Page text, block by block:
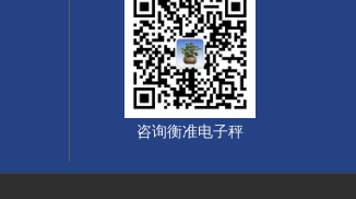
咨询衡准电子秤